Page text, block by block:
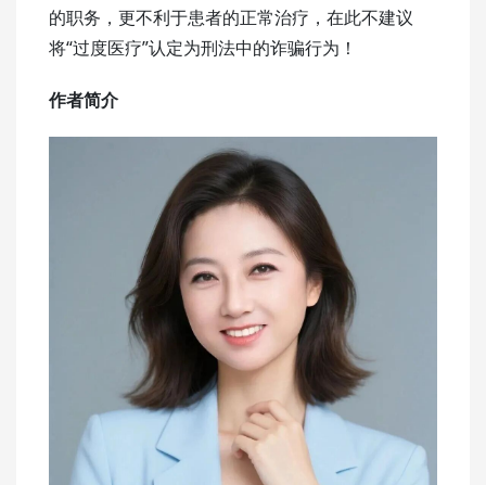
的职务，更不利于患者的正常治疗，在此不建议
将“过度医疗”认定为刑法中的诈骗行为！
作者简介